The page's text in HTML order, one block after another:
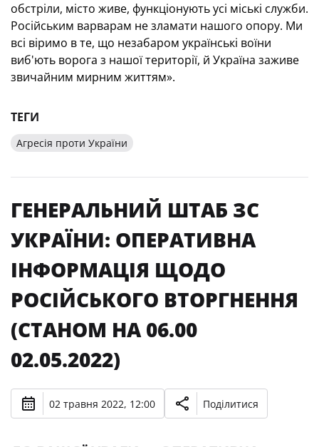
обстріли, місто живе, функціонують усі міські служби.
Російським варварам не зламати нашого опору. Ми
всі віримо в те, що незабаром українські воїни
виб'ють ворога з нашої території, й Україна заживе
звичайним мирним життям».
ТЕГИ
Агресія проти України
ГЕНЕРАЛЬНИЙ ШТАБ ЗС
УКРАЇНИ: ОПЕРАТИВНА
ІНФОРМАЦІЯ ЩОДО
РОСІЙСЬКОГО ВТОРГНЕННЯ
(СТАНОМ НА 06.00
02.05.2022)
02 травня 2022, 12:00 Поділитися